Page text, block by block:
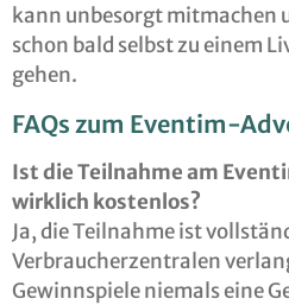
kann unbesorgt mitmachen
schon bald selbst zu einem
gehen.
FAQs zum Eventim-
Ist die Teilnahme am
wirklich kostenlos?
Ja, die Teilnahme ist
Verbraucherzentralen
Gewinnspiele niemals eine